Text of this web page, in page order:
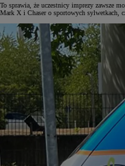
Od105 300 zł
Corolla Hatchback
HYBRID
To sprawia, że uczestnicy imprezy zawsze
Mark X i Chaser o sportowych sylwetkach,